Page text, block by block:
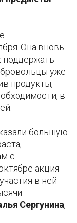
Она вновь
поддержать
уже
продукты,
в
большую
с
акция
в ней
Сергунина,